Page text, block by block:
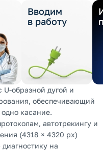
Вводим
в работу
U-образной дугой и
обеспечивающий
касание.
автотрекингу и
(4318 × 4320 px)
на